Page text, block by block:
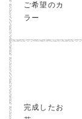
ご希望のカ
ラー
完成したお